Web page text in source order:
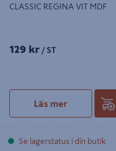
CLASSIC REGINA VIT MDF
129 kr / ST
Läs mer
Se lagerstatus i din butik